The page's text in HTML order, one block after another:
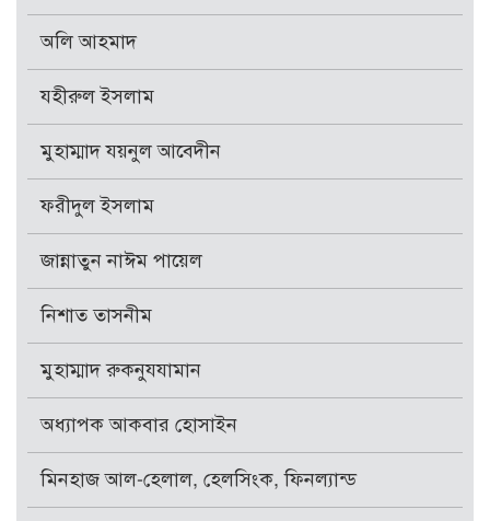
অলি আহমাদ
যহীরুল ইসলাম
মুহাম্মাদ যয়নুল আবেদীন
ফরীদুল ইসলাম
জান্নাতুন নাঈম পায়েল
নিশাত তাসনীম
মুহাম্মাদ রুকনুযযামান
অধ্যাপক আকবার হোসাইন
মিনহাজ আল-হেলাল, হেলসিংক, ফিনল্যান্ড